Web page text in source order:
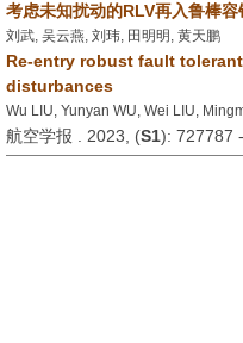
考虑未知扰动的RLV再入鲁棒容
刘武, 吴云燕, 刘玮, 田明明, 黄天鹏
Re-entry robust fault
disturbances
Wu LIU, Yunyan WU, Wei LIU,
航空学报 . 2023, (S1): 727787